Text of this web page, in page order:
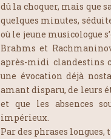
dû la choquer, mais que
quelques minutes,
où le jeune musicologue
Brahms et
après-midi clandestins
une évocation déjà
amant disparu, de leurs
et que les absences
impérieux.
Par des phrases